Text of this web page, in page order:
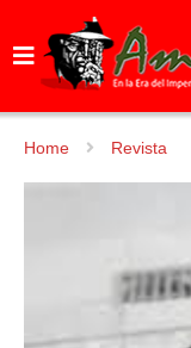
Home Revista